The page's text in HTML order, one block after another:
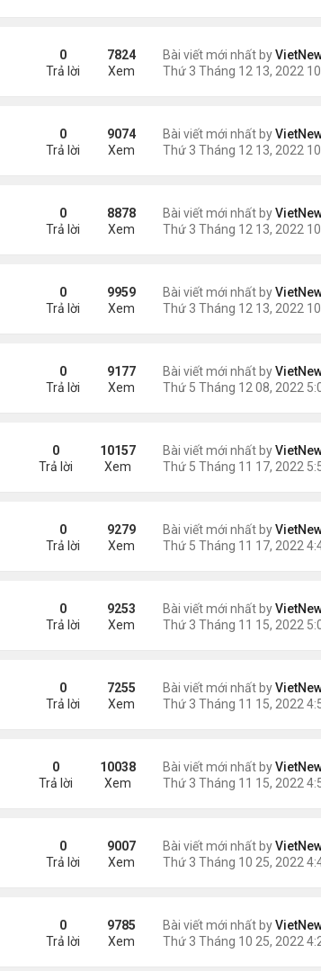
Bài viết mới nhất by
0
Trả lời
7824
Xem
Bài viết mới nhất by
0
Trả lời
9074
Xem
Bài viết mới nhất by
0
Trả lời
8878
Xem
Bài viết mới nhất by
0
Trả lời
9959
Xem
Bài viết mới nhất by
0
Trả lời
9177
Xem
được lạm phát Bài viết mới nhất by
0
Trả lời
10157
Xem
Bài viết mới nhất by
0
Trả lời
9279
Xem
Bài viết mới nhất by
0
Trả lời
9253
Xem
Bài viết mới nhất by
0
Trả lời
7255
Xem
Bài viết mới nhất by
0
Trả lời
10038
Xem
Bài viết mới nhất by
0
Trả lời
9007
Xem
Bài viết mới nhất by
0
Trả lời
9785
Xem